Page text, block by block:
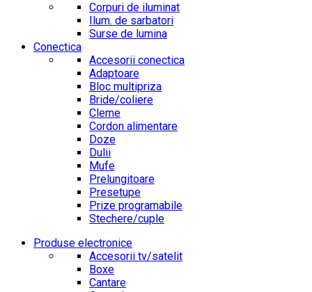
Corpuri de iluminat
Ilum. de sarbatori
Surse de lumina
Conectica
Accesorii conectica
Adaptoare
Bloc multipriza
Bride/coliere
Cleme
Cordon alimentare
Doze
Dulii
Mufe
Prelungitoare
Presetupe
Prize programabile
Stechere/cuple
Produse electronice
Accesorii tv/satelit
Boxe
Cantare